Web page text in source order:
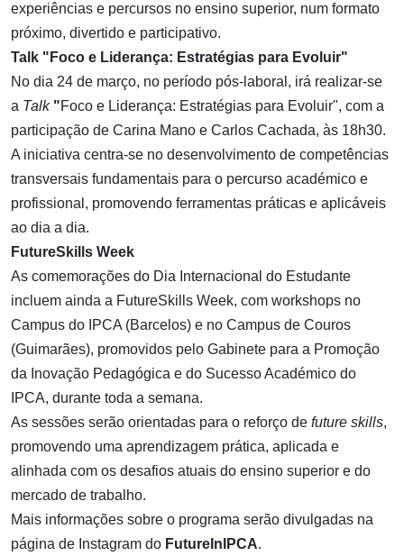
experiências e percursos no ensino superior, num formato
próximo, divertido e participativo.
Talk "Foco e Liderança: Estratégias para Evoluir"
No dia 24 de março, no período pós-laboral, irá realizar-se
a Talk "Foco e Liderança: Estratégias para Evoluir", com a
participação de Carina Mano e Carlos Cachada, às 18h30.
A iniciativa centra-se no desenvolvimento de competências
transversais fundamentais para o percurso académico e
profissional, promovendo ferramentas práticas e aplicáveis
ao dia a dia.
FutureSkills Week
As comemorações do Dia Internacional do Estudante
incluem ainda a FutureSkills Week, com workshops no
Campus do IPCA (Barcelos) e no Campus de Couros
(Guimarães), promovidos pelo Gabinete para a Promoção
da Inovação Pedagógica e do Sucesso Académico do
IPCA, durante toda a semana.
As sessões serão orientadas para o reforço de future skills,
promovendo uma aprendizagem prática, aplicada e
alinhada com os desafios atuais do ensino superior e do
mercado de trabalho.
Mais informações sobre o programa serão divulgadas na
página de Instagram do FutureInIPCA.